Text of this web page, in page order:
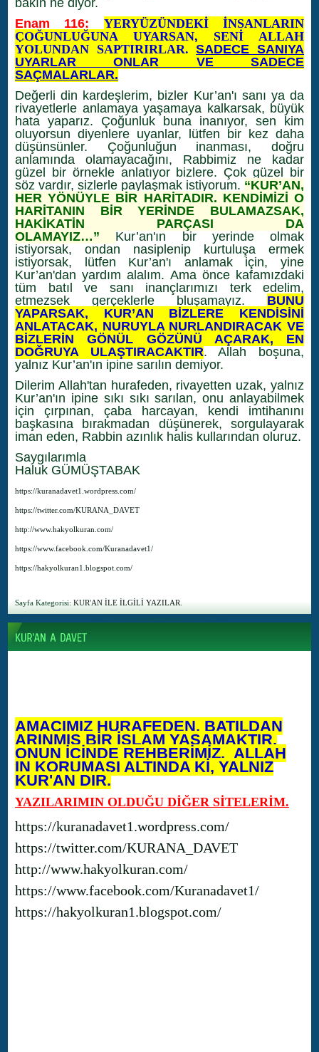
AMACIMIZ HURAFEDEN, BATILDAN
ARINMIŞ BİR İSLAM YAŞAMAKTIR.
ONUN İÇİNDE REHBERİMİZ, ALLAH
IN KORUMASI ALTINDA Kİ, YALNIZ
KUR'AN DIR.
YAZILARIMIN OLDUĞU DİĞER SİTELERİM.
https://kuranadavet1.wordpress.com/
https://twitter.com/KURANA_DAVET
http://www.hakyolkuran.com/
https://www.facebook.com/Kuranadavet1/
https://hakyolkuran1.blogspot.com/
bakın ne diyor.
Enam 116:
YERYÜZÜNDEKİ İNSANLARIN
ÇOĞUNLUĞUNA UYARSAN, SENİ ALLAH
YOLUNDAN SAPTIRIRLAR.SADECE SANIYA
UYARLAR ONLAR VE SADECE
SAÇMALARLAR.
Değerli din kardeşlerim, bizler Kur’an'ı sanı ya da
rivayetlerle anlamaya yaşamaya kalkarsak, büyük
hata yaparız. Çoğunluk buna inanıyor, sen kim
oluyorsun diyenlere uyanlar, lütfen bir kez daha
düşünsünler. Çoğunluğun inanması, doğru
anlamında olamayacağını, Rabbimiz ne kadar
güzel bir örnekle anlatıyor bizlere. Çok güzel bir
söz vardır, sizlerle paylaşmak istiyorum. “KUR’AN,
HER YÖNÜYLE BİR HARİTADIR. KENDİMİZİ O
HARİTANIN BİR YERİNDE BULAMAZSAK,
HAKİKATİN PARÇASI DA
OLAMAYIZ…” Kur’an'ın bir yerinde olmak
istiyorsak, ondan nasiplenip kurtuluşa ermek
istiyorsak, lütfen Kur’an'ı anlamak için, yine
Kur’an'dan yardım alalım. Ama önce kafamızdaki
tüm batıl ve sanı inançlarımızı terk edelim,
etmezsek gerçeklerle bluşamayız. BUNU
YAPARSAK, KUR’AN BİZLERE KENDİSİNİ
ANLATACAK, NURUYLA NURLANDIRACAK VE
BİZLERİN GÖNÜL GÖZÜNÜ AÇARAK, EN
DOĞRUYA ULAŞTIRACAKTIR. Allah boşuna,
yalnız Kur’an'ın ipine sarılın demiyor.
Dilerim Allah'tan hurafeden, rivayetten uzak, yalnız
Kur’an'ın ipine sıkı sıkı sarılan, onu anlayabilmek
için çırpınan, çaba harcayan, kendi imtihanını
başkasına bırakmadan düşünerek, sorgulayarak
iman eden, Rabbin azınlık halis kullarından oluruz.
Saygılarımla
Haluk GÜMÜŞTABAK
https://kuranadavet1.wordpress.com/
https://twitter.com/KURANA_DAVET
http://www.hakyolkuran.com/
https://www.facebook.com/Kuranadavet1/
https://hakyolkuran1.blogspot.com/
Sayfa Kategorisi: KUR'AN İLE İLGİLİ YAZILAR.